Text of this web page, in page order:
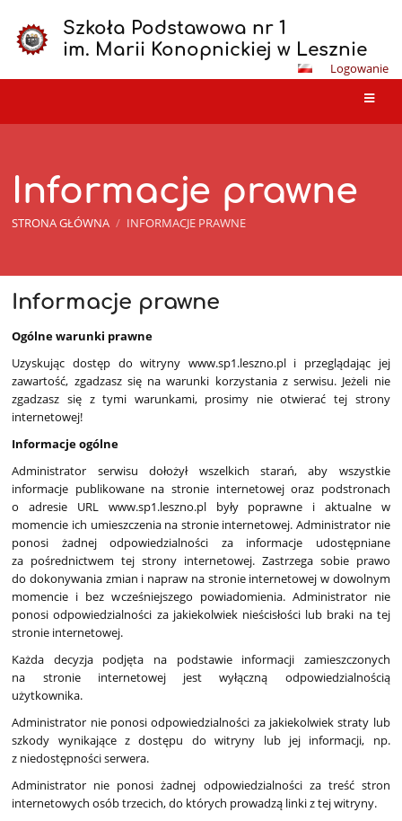
Szkoła Podstawowa nr 1
im. Marii Konopnickiej w Lesznie
Logowanie
Informacje prawne
STRONA GŁÓWNA / INFORMACJE PRAWNE
Informacje
Informacje prawne
Ogólne warunki prawne
Uzyskując dostęp do witryny www.sp1.leszno.pl i przeglądając jej
zawartość, zgadzasz się na warunki korzystania z serwisu. Jeżeli nie
zgadzasz się z tymi warunkami, prosimy nie otwierać tej strony
internetowej!
Informacje ogólne
Administrator serwisu dołożył wszelkich starań, aby wszystkie
informacje publikowane na stronie internetowej oraz podstronach
o adresie URL www.sp1.leszno.pl były poprawne i aktualne w
momencie ich umieszczenia na stronie internetowej. Administrator nie
ponosi żadnej odpowiedzialności za informacje udostępniane
za pośrednictwem tej strony internetowej. Zastrzega sobie prawo
do dokonywania zmian i napraw na stronie internetowej w dowolnym
momencie i bez wcześniejszego powiadomienia. Administrator nie
ponosi odpowiedzialności za jakiekolwiek nieścisłości lub braki na tej
stronie internetowej.
Każda decyzja podjęta na podstawie informacji zamieszczonych
na stronie internetowej jest wyłączną odpowiedzialnością
użytkownika.
Administrator nie ponosi odpowiedzialności za jakiekolwiek straty lub
szkody wynikające z dostępu do witryny lub jej informacji, np.
z niedostępności serwera.
Administrator nie ponosi żadnej odpowiedzialności za treść stron
internetowych osób trzecich, do których prowadzą linki z tej witryny.